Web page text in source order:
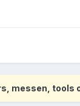
messen, tools